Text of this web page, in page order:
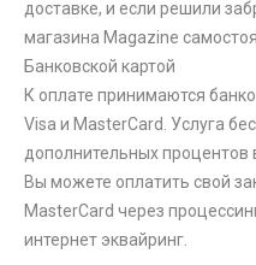
доставке, и если решили
магазина Magazine
Банковской картой
К оплате принимаются
Visa и MasterCard. Услуга
дополнительных процентов
Вы можете оплатить свой
MasterCard через
интернет эквайринг.